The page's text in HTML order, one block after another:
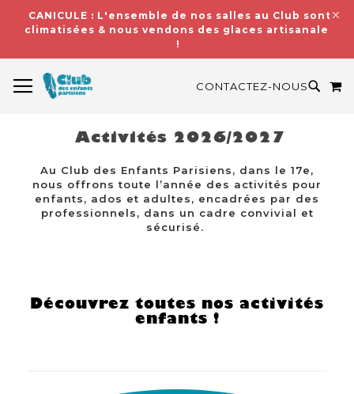
CANICULE : L'ensemble de nos salles au Club sont
climatisées & nous vendons des glaces artisanales
!
CONTACTEZ-NOUS
Activités 2026/2027
Au Club des Enfants Parisiens, dans le 17e,
nous offrons toute l’année des activités pour
enfants, ados et adultes, encadrées par des
professionnels, dans un cadre convivial et
sécurisé.
Découvrez toutes nos activités
enfants !